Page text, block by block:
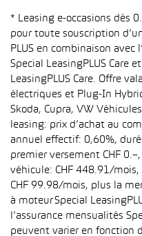
* Leasing e-occasions dès
pour toute souscription
PLUS en combinaison avec
Special LeasingPLUS Care
LeasingPLUS Care. Offre
électriques et Plug-In
Skoda, Cupra, VW
leasing: prix d’achat au
annuel effectif: 0,60%,
premier versement CHF
véhicule: CHF 448.91/mois,
CHF 99.98/mois, plus la
à moteur Special
l’assurance mensualités
peuvent varier en fonction